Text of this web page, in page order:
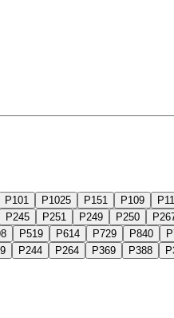
P101 P1025 P151 P109
P245 P251 P249 P250
P519 P614 P729 P840
P244 P264 P369 P388